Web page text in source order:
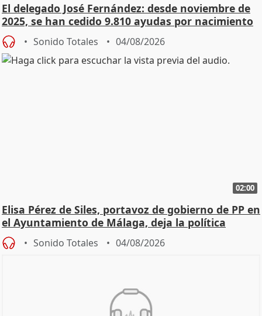
El delegado José Fernández: desde noviembre de
2025, se han cedido 9.810 ayudas por nacimiento
Sonido Totales 04/08/2026
02:00
Elisa Pérez de Siles, portavoz de gobierno de PP en
el Ayuntamiento de Málaga, deja la política
Sonido Totales 04/08/2026